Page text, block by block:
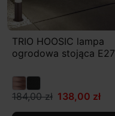
TRIO HOOSIC lampa
ogrodowa stojąca E27
184,00 zł 138,00 zł